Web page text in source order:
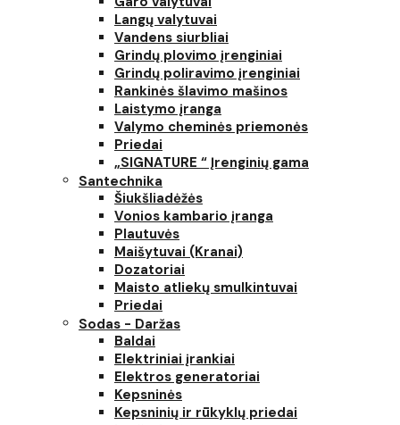
Langų valytuvai
Vandens siurbliai
Grindų plovimo įrenginiai
Grindų poliravimo įrenginiai
Rankinės šlavimo mašinos
Laistymo įranga
Valymo cheminės priemonės
Priedai
„SIGNATURE “ Įrenginių gama
Santechnika
Šiukšliadėžės
Vonios kambario įranga
Plautuvės
Maišytuvai (Kranai)
Dozatoriai
Maisto atliekų smulkintuvai
Priedai
Sodas - Daržas
Baldai
Elektriniai įrankiai
Elektros generatoriai
Kepsninės
Kepsninių ir rūkyklų priedai